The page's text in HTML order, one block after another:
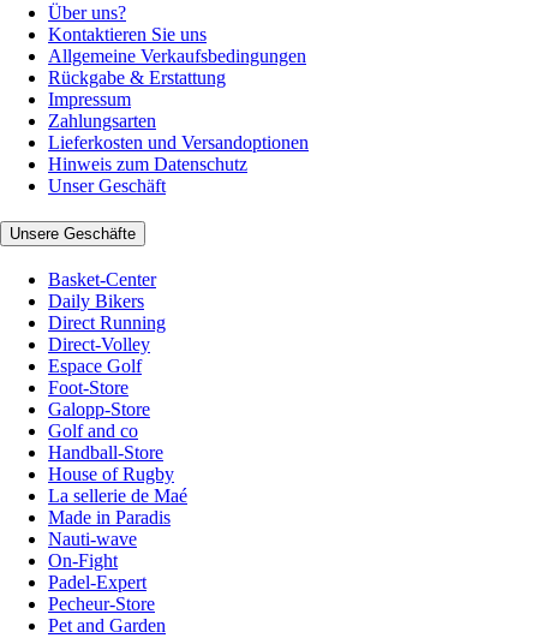
Über uns?
Kontaktieren Sie uns
Allgemeine Verkaufsbedingungen
Rückgabe & Erstattung
Impressum
Zahlungsarten
Lieferkosten und Versandoptionen
Hinweis zum Datenschutz
Unser Geschäft
Unsere Geschäfte
Basket-Center
Daily Bikers
Direct Running
Direct-Volley
Espace Golf
Foot-Store
Galopp-Store
Golf and co
Handball-Store
House of Rugby
La sellerie de Maé
Made in Paradis
Nauti-wave
On-Fight
Padel-Expert
Pecheur-Store
Pet and Garden